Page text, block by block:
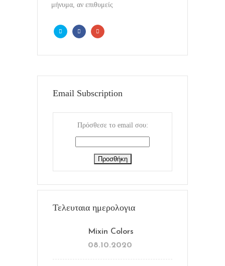
μήνυμα, αν επιθυμείς
Email Subscription
Πρόσθεσε το email σου:
Τελευταια ημερολογια
Mixin Colors
08.10.2020